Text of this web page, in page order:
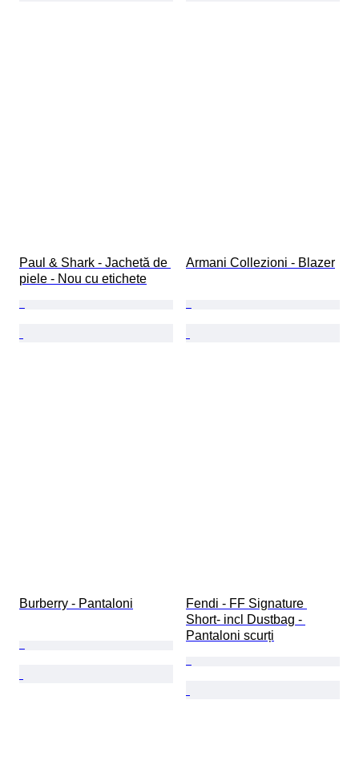
Paul & Shark - Jachetă de
piele - Nou cu etichete
Armani Collezioni - Blazer
Burberry - Pantaloni
Fendi - FF Signature
Short- incl Dustbag -
Pantaloni scurți